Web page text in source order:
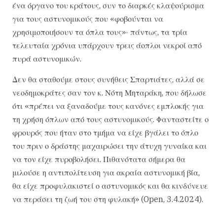
ένα όργανο του κράτους, συν το διαρκές κλαψούρισμα
για τους αστυνομικούς που «φοβούνται να
χρησιμοποιήσουν τα όπλα τους»· πάντως, τα τρία
τελευταία χρόνια υπάρχουν τρεις άοπλοι νεκροί από
πυρά αστυνομικών.
Δεν θα σταθούμε στους συνήθεις Σπαρτιάτες, αλλά σε
νεοδημοκράτες σαν τον κ. Νότη Μηταράκη, που δήλωσε
ότι «πρέπει να ξαναδούμε τους κανόνες εμπλοκής για
τη χρήση όπλων από τους αστυνομικούς. Φανταστείτε ο
φρουρός που ήταν στο τμήμα να είχε βγάλει το όπλο
του πριν ο δράστης μαχαιρώσει την άτυχη γυναίκα και
να τον είχε πυροβολήσει. Πιθανότατα σήμερα θα
μιλούσε η αντιπολίτευση για ακραία αστυνομική βία,
θα είχε προφυλακιστεί ο αστυνομικός και θα κινδύνευε
να περάσει τη ζωή του στη φυλακή» (Open, 3.4.2024).